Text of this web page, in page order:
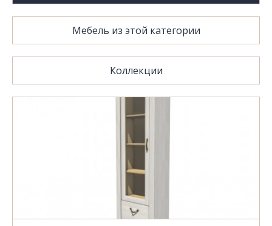
Мебель из этой категории
Коллекции